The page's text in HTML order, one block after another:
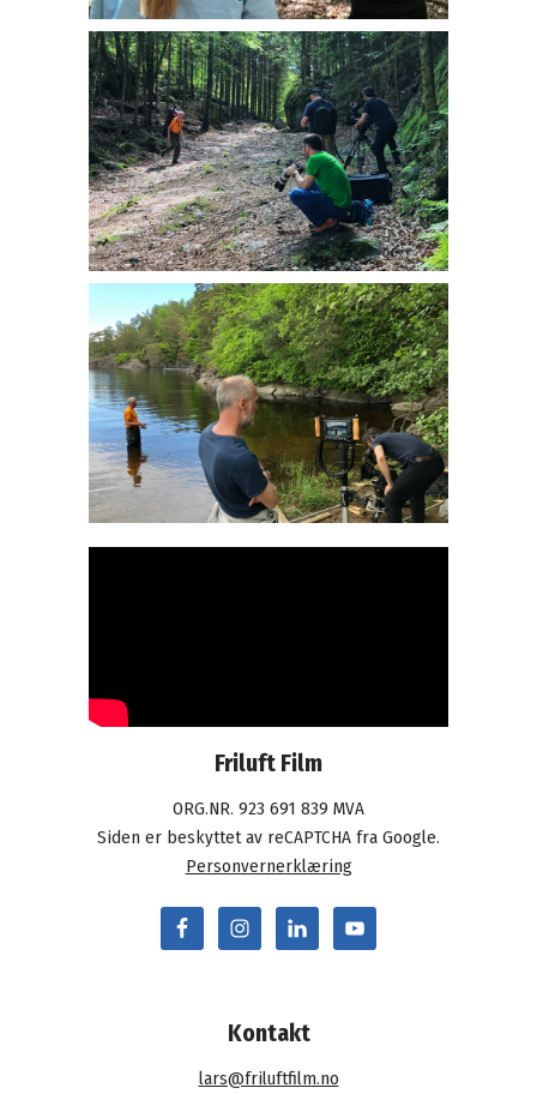
Friluft Film
ORG.NR. 923 691 839 MVA
Siden er beskyttet av reCAPTCHA fra Google.
Personvernerklæring
Kontakt
lars@friluftfilm.no